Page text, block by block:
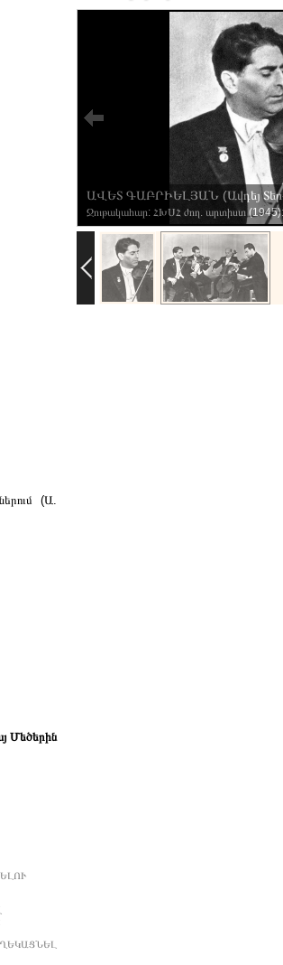
(Ա.
Մեծերին
ԱՎԵՏ ԳԱԲՐԻԵԼՅԱՆ (Ավդեյ Տեր-
Ջութակահար: ՀԽՍՀ ժող. արտիստ (1945):